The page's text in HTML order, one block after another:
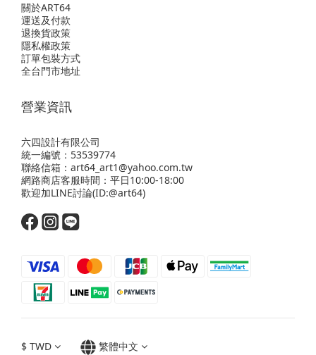
關於ART64
運送及付款
退換貨政策
隱私權政策
訂單包裝方式
全台門市地址
營業資訊
六四設計有限公司
統一編號：53539774
聯絡信箱：art64_art1@yahoo.com.tw
網路商店客服時間：平日10:00-18:00
歡迎加LINE討論(ID:@art64)
$ TWD 繁體中文